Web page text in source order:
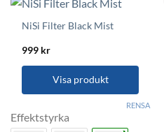
NiSi Filter Black Mist
999 kr
Visa produkt
här
Effektstyrka
RENSA